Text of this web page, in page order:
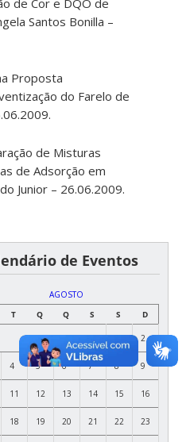
Santos Bonilla –
Proposta
do Farelo de
de Misturas
de Adsorção em
Junior – 26.06.2009.
de Eventos
AGOSTO
T Q Q S S D
1 2
4 5 6 7 8 9
11 12 13 14 15 16
18 19 20 21 22 23